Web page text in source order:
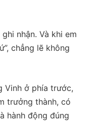
nhận. Và khi em
chẳng lẽ không
Vinh ở phía trước,
trưởng thành, có
hành động đúng